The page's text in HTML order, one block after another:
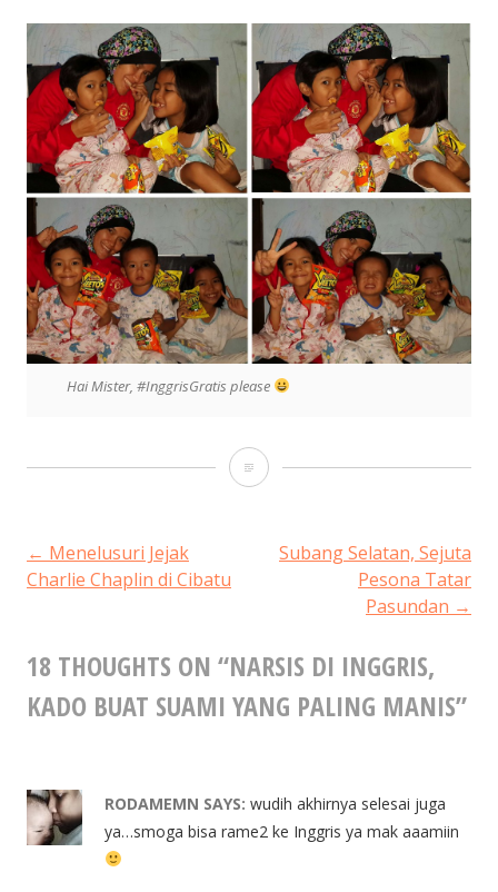
Hai Mister, #InggrisGratis please
Narsis
Inggris,
Suami
Yang
POST
← Menelusuri Jejak
Charlie Chaplin di Cibatu
Subang Selatan, Sejuta
Pesona Tatar
Pasundan →
18 THOUGHTS ON “NARSIS DI INGGRIS,
KADO BUAT SUAMI YANG PALING MANIS”
RODAMEMN SAYS: wudih akhirnya selesai juga
ya…smoga bisa rame2 ke Inggris ya mak aaamiin